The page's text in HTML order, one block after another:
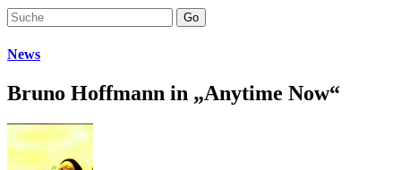
Go
News
Bruno Hoffmann in „Anytime Now“